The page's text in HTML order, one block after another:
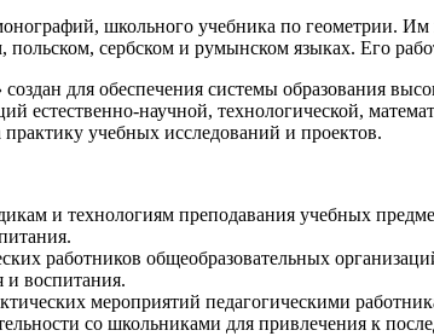
школьного учебника по геометрии.
польском, сербском и румынском языках. Его
создан для обеспечения системы образования
естественно-научной, технологической,
учебных исследований и проектов.
и технологиям преподавания учебных
работников общеобразовательных
и воспитания.
мероприятий педагогическими
со школьниками для привлечения к